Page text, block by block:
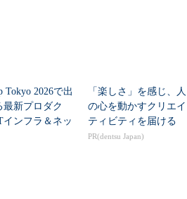
Tokyo 2026で出
最新プロダク
ンフラ＆ネッ
「楽しさ」を感じ、人
の心を動かすクリエイ
ティビティを届ける
PR(dentsu Japan)